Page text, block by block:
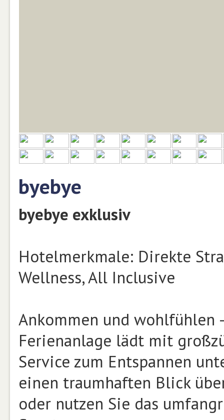
byebye
byebye exklusiv
Hotelmerkmale: Direkte
Wellness, All Inclusive
Ankommen und
Ferienanlage lädt mit
Service zum Entspannen
einen traumhaften Blick
oder nutzen Sie das